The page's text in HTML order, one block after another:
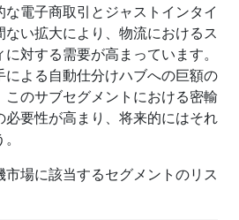
電子商取引とジャストインタイ
い拡大により、物流におけるス
対する需要が高まっています。
による自動仕分けハブへの巨額の
のサブセグメントにおける密輸
要性が高まり、将来的にはそれ
場に該当するセグメントのリス